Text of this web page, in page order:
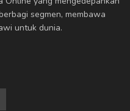
segmen, membawa
untuk dunia.